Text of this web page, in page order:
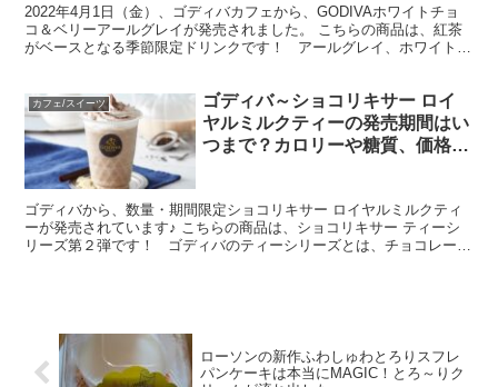
2022年4月1日（金）、ゴディバカフェから、GODIVAホワイトチョ
コ＆ベリーアールグレイが発売されました。 こちらの商品は、紅茶
がベースとなる季節限定ドリンクです！ アールグレイ、ホワイトチ
カフェ/スイーツ
ゴディバ～ショコリキサー ロイ
ヤルミルクティーの発売期間はい
つまで？カロリーや糖質、価格、
ゴディバから、数量・期間限定ショコリキサー ロイヤルミルクティ
ーが発売されています♪ こちらの商品は、ショコリキサー ティーシ
リーズ第２弾です！ ゴディバのティーシリーズとは、チョコレート
ローソンの新作ふわしゅわとろりスフレ
パンケーキは本当にMAGIC！とろ～りク